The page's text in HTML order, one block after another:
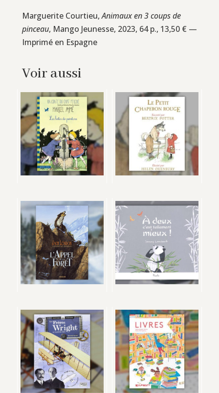
Marguerite Courtieu,Animaux en 3 coups de
pinceau, Mango Jeunesse, 2023, 64 p., 13,50 € —
Imprimé en Espagne
Voir aussi